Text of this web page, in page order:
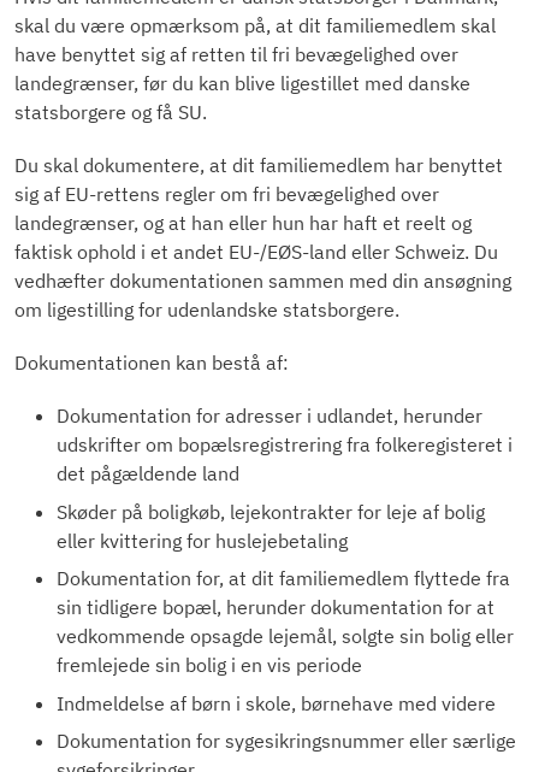
skal du være opmærksom på, at dit familiemedlem skal
have benyttet sig af retten til fri bevægelighed over
landegrænser, før du kan blive ligestillet med danske
statsborgere og få SU.
Du skal dokumentere, at dit familiemedlem har benyttet
sig af EU-rettens regler om fri bevægelighed over
landegrænser, og at han eller hun har haft et reelt og
faktisk ophold i et andet EU-/EØS-land eller Schweiz. Du
vedhæfter dokumentationen sammen med din ansøgning
om ligestilling for udenlandske statsborgere.
Dokumentationen kan bestå af:
Dokumentation for adresser i udlandet, herunder
udskrifter om bopælsregistrering fra folkeregisteret i
det pågældende land
Skøder på boligkøb, lejekontrakter for leje af bolig
eller kvittering for huslejebetaling
Dokumentation for, at dit familiemedlem flyttede fra
sin tidligere bopæl, herunder dokumentation for at
vedkommende opsagde lejemål, solgte sin bolig eller
fremlejede sin bolig i en vis periode
Indmeldelse af børn i skole, børnehave med videre
Dokumentation for sygesikringsnummer eller særlige